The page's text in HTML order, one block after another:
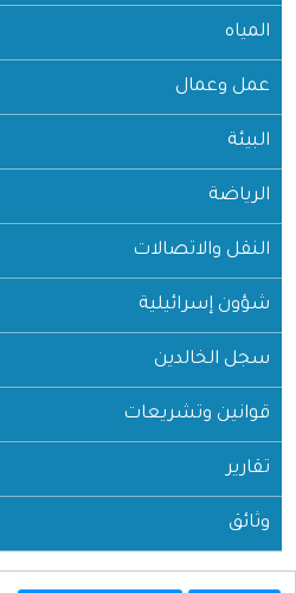
المياه
عمل وعمال
البيئة
الرياضة
النقل والاتصالات
شؤون إسرائيلية
سجل الخالدين
قوانين وتشريعات
تقارير
وثائق